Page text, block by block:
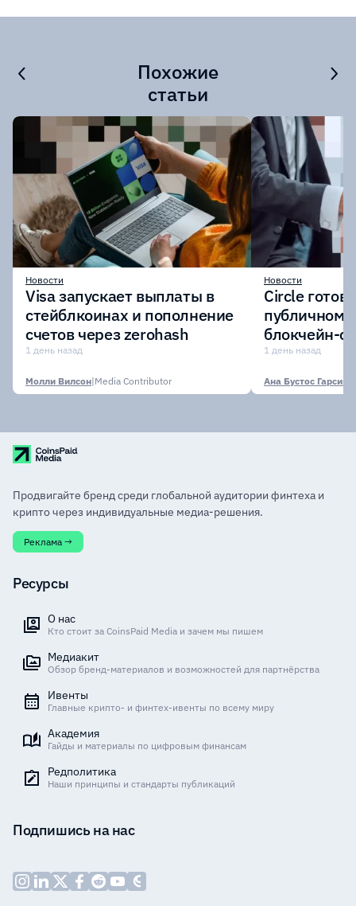
Похожие
статьи
Новости
Visa запускает выплаты в
стейблкоинах и пополнение
счетов через zerohash
1 день назад
Молли Вилсон|Media Contributor
Новости
Circle
публичному
блокчейн-
участии
1 день назад
Ана Бустос Гарсия
Продвигайте бренд среди глобальной аудитории финтеха и
крипто через индивидуальные медиа-решения.
Реклама →
Ресурсы
О нас
Кто стоит за CoinsPaid Media и зачем мы пишем
Медиакит
Обзор бренд-материалов и возможностей для партнёрства
Ивенты
Главные крипто- и финтех-ивенты по всему миру
Академия
Гайды и материалы по цифровым финансам
Редполитика
Наши принципы и стандарты публикаций
Подпишись на нас